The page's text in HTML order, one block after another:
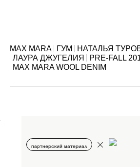
MAX MARA ГУМ
НАТАЛЬЯ
ЛАУРА ДЖУГЕЛИЯ
PRE-FALL
MAX MARA WOOL DENIM
партнерский материал